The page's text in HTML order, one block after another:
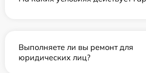
Выполняете ли вы ремонт для
юридических лиц?